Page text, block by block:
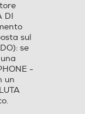
DI
sul
se
-
un